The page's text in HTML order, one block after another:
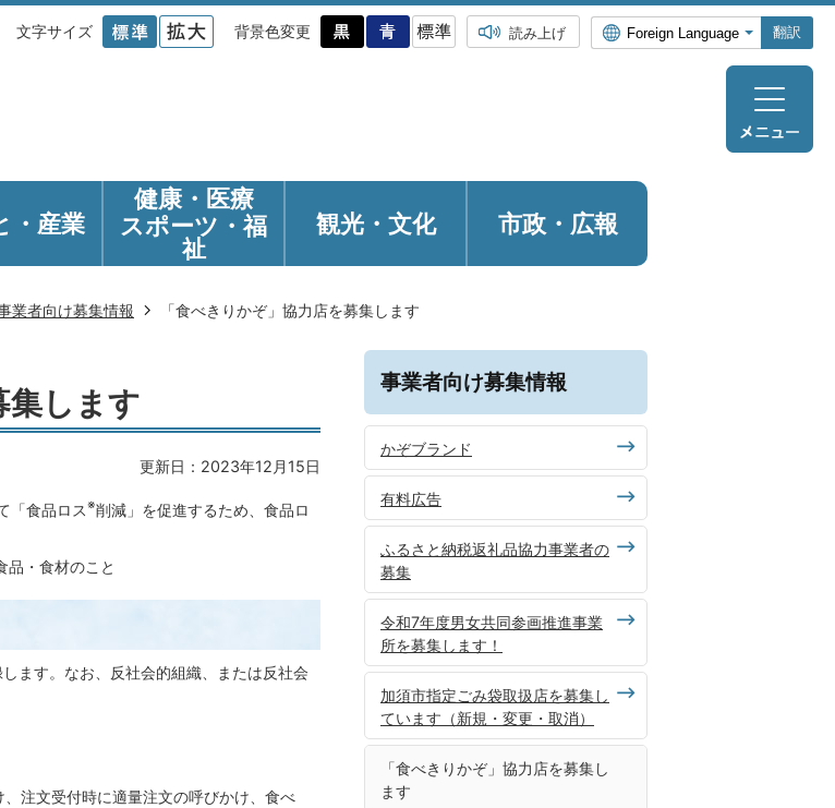
文字サイズ 背景色変更 読み上げ 翻訳
・産業
健康・医療
スポーツ・福
祉
観光・ 文化 市政・広報
業者向け募集情報 「食べきりかぞ」協力店を募集します
集します
更新日：2023年12月15日
「食品ロス※削減」を促進するため、食品ロ
・食材のこと
ます。なお、反社会的組織、または反社会
注文受付時に適量注文の呼びかけ、食べ
事業者向け募集情報
かぞブランド
有料広告
ふるさと納税返礼品協力事業者の
募集
令和7年度男女共同参画推進事業
所を募集します！
加須市指定ごみ袋取扱店を募集し
ています（新規・変更・取消）
「食べきりかぞ」協力店を募集し
ます